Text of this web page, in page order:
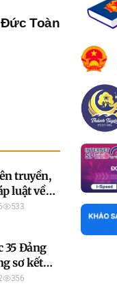
Toàn
truyền,
luật về
và
533
35 Đảng
sơ kết
đầu
356